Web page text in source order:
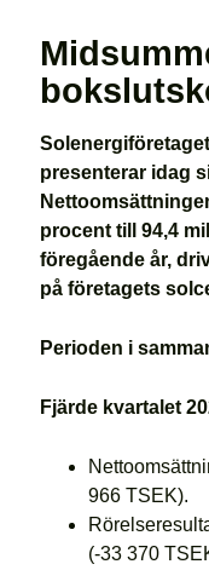
presenterar idag
procent till 94,4
föregående år,
på företagets
Perioden i
Fjärde kvartalet
966 TSEK).
(-33 370